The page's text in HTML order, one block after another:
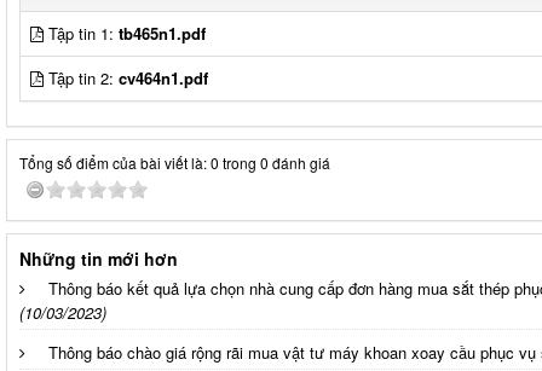
Tập tin 1: tb465n1.pdf
Tập tin 2: cv464n1.pdf
Tổng số điểm của bài viết là: 0 trong 0 đánh giá
Những tin mới hơn
Thông báo kết quả lựa chọn nhà cung cấp đơn hàng mua sắt thép
(10/03/2023)
Thông báo chào giá rộng rãi mua vật tư máy khoan xoay cầu phục vụ